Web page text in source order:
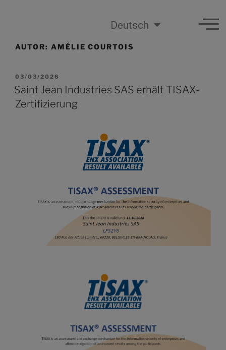
Deutsch
AUTOR: AMÉLIE COURTOIS
03/03/2026
Saint Jean Industries SAS erhält TISAX-
Zertifizierung